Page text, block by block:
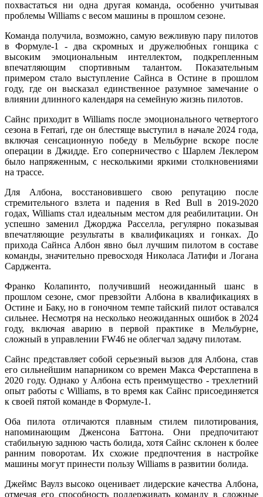
похвастаться ни одна другая команда, особенно учитывая
проблемы Williams с весом машины в прошлом сезоне.
Команда получила, возможно, самую вежливую пару пилотов
в Формуле-1 - два скромных и дружелюбных гонщика с
высоким эмоциональным интеллектом, подкрепленным
впечатляющим спортивным талантом. Показательным
примером стало выступление Сайнса в Остине в прошлом
году, где он высказал единственное разумное замечание о
влиянии длинного календаря на семейную жизнь пилотов.
Сайнс приходит в Williams после эмоционального четвертого
сезона в Ferrari, где он блестяще выступил в начале 2024 года,
включая сенсационную победу в Мельбурне вскоре после
операции в Джидде. Его соперничество с Шарлем Леклером
было напряженным, с несколькими яркими столкновениями
на трассе.
Для Албона, восстановившего свою репутацию после
стремительного взлета и падения в Red Bull в 2019-2020
годах, Williams стал идеальным местом для реабилитации. Он
успешно заменил Джорджа Расселла, регулярно показывая
впечатляющие результаты в квалификациях и гонках. До
прихода Сайнса Албон явно был лучшим пилотом в составе
команды, значительно превосходя Николаса Латифи и Логана
Сарджента.
Франко Колапинто, получивший неожиданный шанс в
прошлом сезоне, смог превзойти Албона в квалификациях в
Остине и Баку, но в гоночном темпе тайский пилот оставался
сильнее. Несмотря на несколько неожиданных ошибок в 2024
году, включая аварию в первой практике в Мельбурне,
сложный в управлении FW46 не облегчал задачу пилотам.
Сайнс представляет собой серьезный вызов для Албона, став
его сильнейшим напарником со времен Макса Ферстаппена в
2020 году. Однако у Албона есть преимущество - трехлетний
опыт работы с Williams, в то время как Сайнс присоединяется
к своей пятой команде в Формуле-1.
Оба пилота отличаются плавным стилем пилотирования,
напоминающим Дженсона Баттона. Они предпочитают
стабильную заднюю часть болида, хотя Сайнс склонен к более
ранним поворотам. Их схожие предпочтения в настройке
машины могут принести пользу Williams в развитии болида.
Джеймс Ваулз высоко оценивает лидерские качества Албона,
отмечая его способность поддерживать команду в сложные